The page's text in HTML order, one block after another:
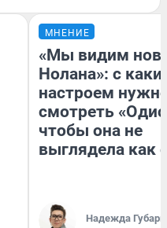
МНЕНИЕ
«Мы видим
Нолана»: с
настроем
смотреть
чтобы она не
выглядела как
Надежда Губарь